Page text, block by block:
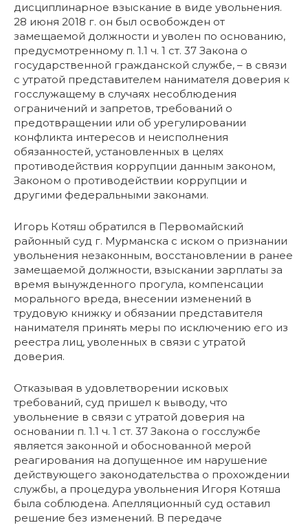
дисциплинарное взыскание в виде увольнения.
28 июня 2018 г. он был освобожден от
замещаемой должности и уволен по основанию,
предусмотренному п. 1.1 ч. 1 ст. 37 Закона о
государственной гражданской службе, – в связи
с утратой представителем нанимателя доверия к
госслужащему в случаях несоблюдения
ограничений и запретов, требований о
предотвращении или об урегулировании
конфликта интересов и неисполнения
обязанностей, установленных в целях
противодействия коррупции данным законом,
Законом о противодействии коррупции и
другими федеральными законами.
Игорь Котяш обратился в Первомайский
районный суд г. Мурманска с иском о признании
увольнения незаконным, восстановлении в ранее
замещаемой должности, взыскании зарплаты за
время вынужденного прогула, компенсации
морального вреда, внесении изменений в
трудовую книжку и обязании представителя
нанимателя принять меры по исключению его из
реестра лиц, уволенных в связи с утратой
доверия.
Отказывая в удовлетворении исковых
требований, суд пришел к выводу, что
увольнение в связи с утратой доверия на
основании п. 1.1 ч. 1 ст. 37 Закона о госслужбе
является законной и обоснованной мерой
реагирования на допущенное им нарушение
действующего законодательства о прохождении
службы, а процедура увольнения Игоря Котяша
была соблюдена. Апелляционный суд оставил
решение без изменений. В передаче